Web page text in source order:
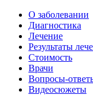
О заболевании
Диагностика
Лечение
Результаты
Стоимость
Врачи
Вопросы-
Видеосюжеты